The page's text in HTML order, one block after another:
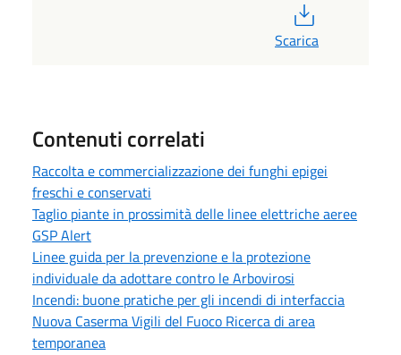
Scarica
Contenuti correlati
Raccolta e commercializzazione dei funghi epigei
freschi e conservati
Taglio piante in prossimità delle linee elettriche aeree
GSP Alert
Linee guida per la prevenzione e la protezione
individuale da adottare contro le Arbovirosi
Incendi: buone pratiche per gli incendi di interfaccia
Nuova Caserma Vigili del Fuoco Ricerca di area
temporanea